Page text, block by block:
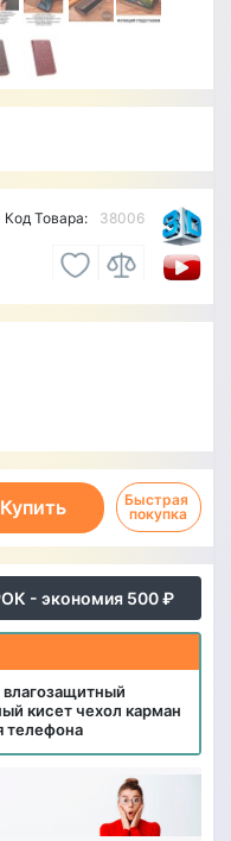
Код Товара: 38006
- экономия 500 ₽
кисет чехол карман
телефона
Купить
Быстрая
покупка